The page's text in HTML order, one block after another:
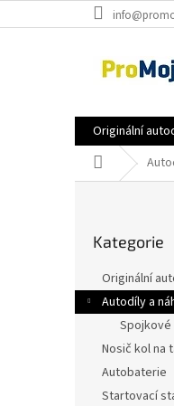
na
Originální
Domů
a
n
kategorie
Kategorie
Originální
Autodíly a
Nosič kol na
Autobaterie
Startovací